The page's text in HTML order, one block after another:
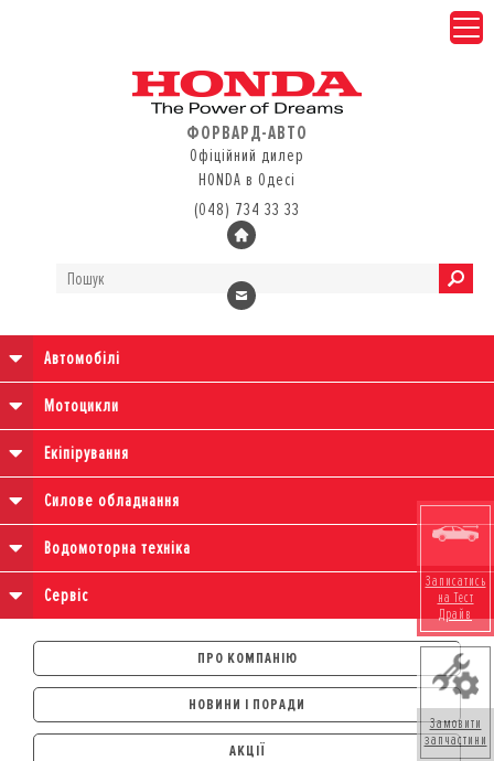
ФОРВАРД-АВТО
Офіційний дилер
HONDA в Одесі
(048) 734 33 33
Автомобілі
Мотоцикли
Екіпірування
Силове обладнання
Водомоторна техніка
Сервіс
ПРО КОМПАНІЮ
НОВИНИ І ПОРАДИ
АКЦІЇ
Записатись
на Тест
Драйв
Замовити
запчастини